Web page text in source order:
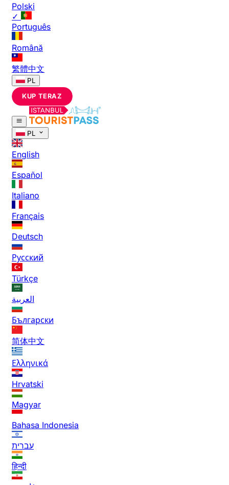
Polski
✓
Português
Română
繁體中文
PL
KUP TERAZ
PL
English
Español
Italiano
Français
Deutsch
Русский
Türkçe
العربية
Български
简体中文
Ελληνικά
Hrvatski
Magyar
Bahasa Indonesia
עברית
हिन्दी